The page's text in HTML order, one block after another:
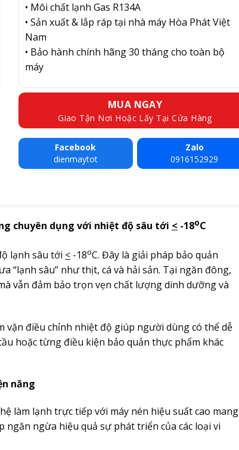
• Môi chất lạnh Gas R134A
• Sản xuất & lắp ráp tại nhà máy Hòa Phát Việt
Nam
• Bảo hành chính hãng 30 tháng cho toàn bộ
máy
MUA NGAY
Giao Tận Nơi Hoặc Lấy Tại Cửa Hàng
Facebook
dienmaytot
Zalo
0916152929
chuyên dụng với nhiệt độ sâu tới < -18oC
lạnh sâu tới < -18oC. Đây là giải pháp bảo quản
“lạnh sâu” như thịt, cá và hải sản. Tại ngăn đông,
vẫn đảm bảo trọn vẹn chất lượng dinh dưỡng và
điều chỉnh nhiệt độ giúp người dùng có thể dễ
hoặc từng điều kiện bảo quản thực phẩm khác
năng
làm lạnh trực tiếp với máy nén hiệu suất cao mang
ngăn ngừa hiệu quả sự phát triển của các loại vi